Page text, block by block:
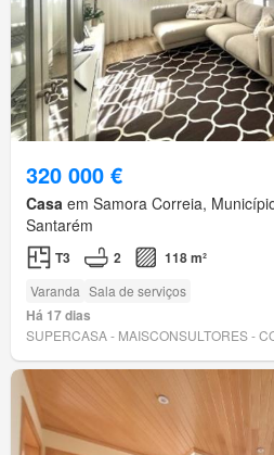
320 000 €
Casa em Samora Correia,
Santarém
T3 2 118 m²
Varanda Sala de serviços
Há 17 dias
SUPERCASA - MAISCONSULTORES -